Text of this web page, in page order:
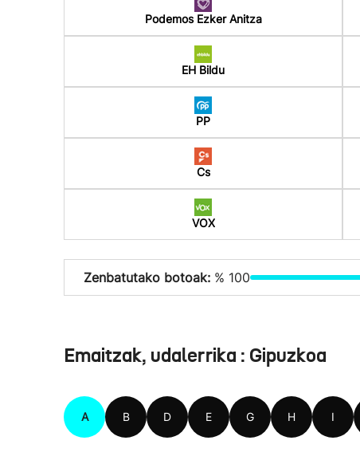
Podemos Ezker Anitza
EH Bildu
PP
Cs
VOX
Zenbatutako botoak: % 100
Emaitzak, udalerrika : Gipuzkoa
A B D E G H I